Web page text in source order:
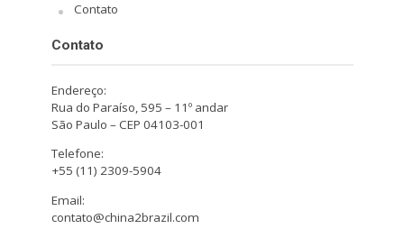
Contato
Contato
Endereço:
Rua do Paraíso, 595 – 11º andar
São Paulo – CEP 04103-001
Telefone:
+55 (11) 2309-5904
Email:
contato@china2brazil.com